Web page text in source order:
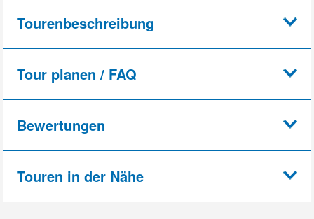
Tourenbeschreibung
Tour planen / FAQ
Bewertungen
Touren in der Nähe